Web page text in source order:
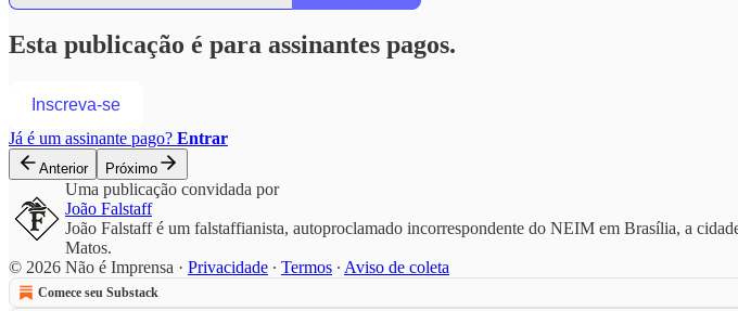
Esta publicação é para assinantes pagos.
Inscreva-se
Já é um assinante pago? Entrar
Anterior Próximo
Uma publicação convidada por
João Falstaff
João Falstaff é um falstaffianista, autoproclamado incorrespondente do NEIM em Brasília, a
Matos.
© 2026 Não é Imprensa · Privacidade ∙ Termos ∙ Aviso de coleta
Comece seu Substack